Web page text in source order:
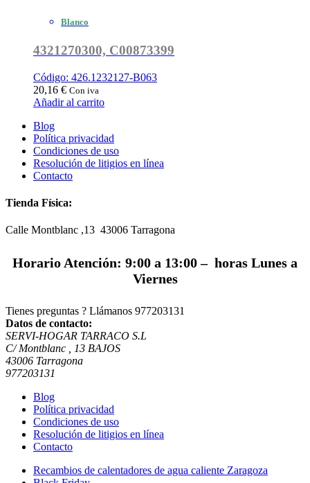
Blanco
4321270300, C00873399
Código: 426.1232127-B063
20,16 € Con iva
Añadir al carrito
Blog
Política privacidad
Condiciones de uso
Resolución de litigios en línea
Contacto
Tienda Física:
Calle Montblanc ,13 43006 Tarragona
Horario Atención: 9:00 a 13:00 – horas Lunes a
Viernes
Tienes preguntas ? Llámanos 977203131
Datos de contacto:
SERVI-HOGAR TARRACO S.L
C/ Montblanc , 13 BAJOS
43006 Tarragona
977203131
Blog
Política privacidad
Condiciones de uso
Resolución de litigios en línea
Contacto
Recambios de calentadores de agua caliente Zaragoza